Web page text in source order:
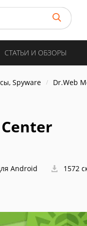
СТАТЬИ И ОБЗОРЫ
Spyware Dr.Web
Android 1572